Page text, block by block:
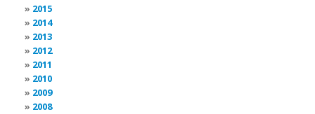
2015
2014
2013
2012
2011
2010
2009
2008